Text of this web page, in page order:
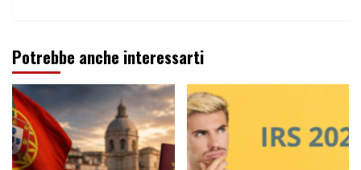
Potrebbe anche interessarti